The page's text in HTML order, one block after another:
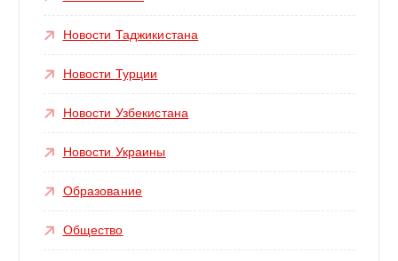
Новости Таджикистана
Новости Турции
Новости Узбекистана
Новости Украины
Образование
Общество